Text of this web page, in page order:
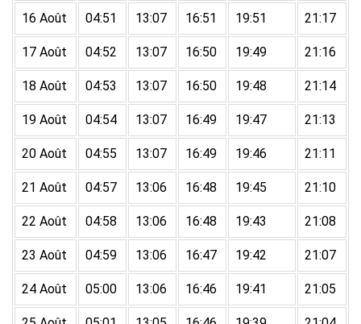
16 Août 04:51 13:07 16:51 19:51 21:17
17 Août 04:52 13:07 16:50 19:49 21:16
18 Août 04:53 13:07 16:50 19:48 21:14
19 Août 04:54 13:07 16:49 19:47 21:13
20 Août 04:55 13:07 16:49 19:46 21:11
21 Août 04:57 13:06 16:48 19:45 21:10
22 Août 04:58 13:06 16:48 19:43 21:08
23 Août 04:59 13:06 16:47 19:42 21:07
24 Août 05:00 13:06 16:46 19:41 21:05